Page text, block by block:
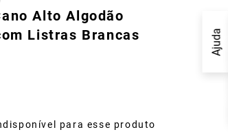
Ajuda
Alto Algodão
Listras Brancas
para esse produto